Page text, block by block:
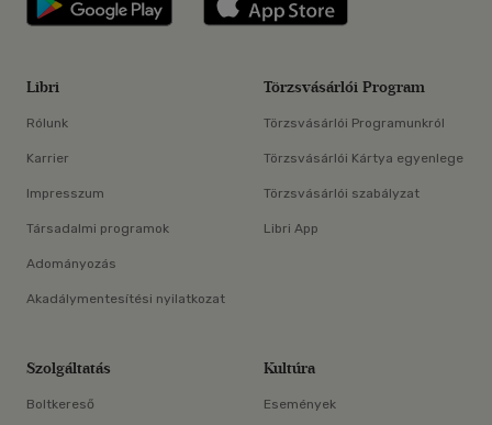
Libri
Rólunk
Karrier
Impresszum
Társadalmi programok
Adományozás
Akadálymentesítési nyilatkozat
Törzsvásárlói Program
Törzsvásárlói Programunkról
Törzsvásárlói Kártya egyenlege
Törzsvásárlói szabályzat
Libri App
Szolgáltatás
Boltkereső
Kultúra
Események